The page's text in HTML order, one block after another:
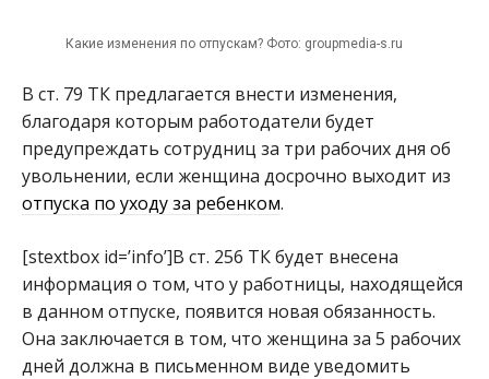
Какие изменения по отпускам? Фото: groupmedia-s.ru
В ст. 79 ТК предлагается внести изменения,
благодаря которым работодатели будет
предупреждать сотрудниц за три рабочих дня об
увольнении, если женщина досрочно выходит из
отпуска по уходу за ребенком.
[stextbox id=’info’]В ст. 256 ТК будет внесена
информация о том, что у работницы, находящейся
в данном отпуске, появится новая обязанность.
Она заключается в том, что женщина за 5 рабочих
дней должна в письменном виде уведомить